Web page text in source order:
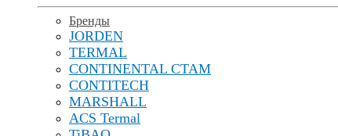
Бренды
JORDEN
TERMAL
CONTINENTAL CTAM
CONTITECH
MARSHALL
ACS Termal